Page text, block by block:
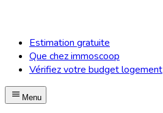
Estimation gratuite
Que chez immoscoop
Vérifiez votre budget logement
Menu